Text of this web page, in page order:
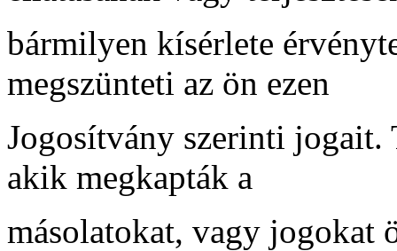
bármilyen kísérlete
megszünteti az ön ezen
Jogosítvány szerinti jogait.
akik megkapták a
másolatokat, vagy jogokat